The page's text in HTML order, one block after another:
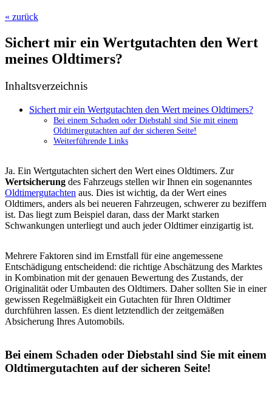
« zurück
Sichert mir ein Wertgutachten den Wert
meines Oldtimers?
Inhaltsverzeichnis
Sichert mir ein Wertgutachten den Wert meines Oldtimers?
Bei einem Schaden oder Diebstahl sind Sie mit einem
Oldtimergutachten auf der sicheren Seite!
Weiterführende Links
Ja. Ein Wertgutachten sichert den Wert eines Oldtimers. Zur
Wertsicherung des Fahrzeugs stellen wir Ihnen ein sogenanntes
Oldtimergutachten aus. Dies ist wichtig, da der Wert eines
Oldtimers, anders als bei neueren Fahrzeugen, schwerer zu beziffern
ist. Das liegt zum Beispiel daran, dass der Markt starken
Schwankungen unterliegt und auch jeder Oldtimer einzigartig ist.
Mehrere Faktoren sind im Ernstfall für eine angemessene
Entschädigung entscheidend: die richtige Abschätzung des Marktes
in Kombination mit der genauen Bewertung des Zustands, der
Originalität oder Umbauten des Oldtimers. Daher sollten Sie in einer
gewissen Regelmäßigkeit ein Gutachten für Ihren Oldtimer
durchführen lassen. Es dient letztendlich der zeitgemäßen
Absicherung Ihres Automobils.
Bei einem Schaden oder Diebstahl sind Sie mit einem
Oldtimergutachten auf der sicheren Seite!